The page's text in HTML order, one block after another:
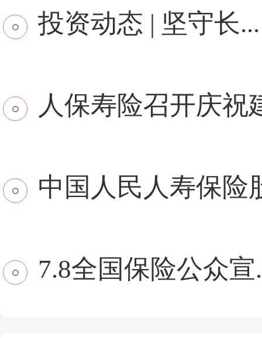
投资动态 | 坚守长...
人保寿险召开庆祝
中国人民人寿保险
7.8全国保险公众宣